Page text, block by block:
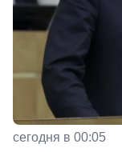
сегодня в 00:05